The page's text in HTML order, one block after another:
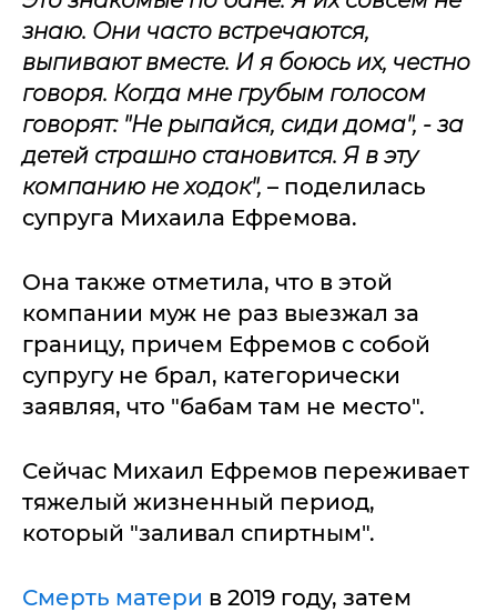
знаю. Они часто встречаются,
выпивают вместе. И я боюсь их, честно
говоря. Когда мне грубым голосом
говорят: "Не рыпайся, сиди дома", - за
детей страшно становится. Я в эту
компанию не ходок", – поделилась
супруга Михаила Ефремова.
Она также отметила, что в этой
компании муж не раз выезжал за
границу, причем Ефремов с собой
супругу не брал, категорически
заявляя, что "бабам там не место".
Сейчас Михаил Ефремов переживает
тяжелый жизненный период,
который "заливал спиртным".
Смерть матери в 2019 году, затем